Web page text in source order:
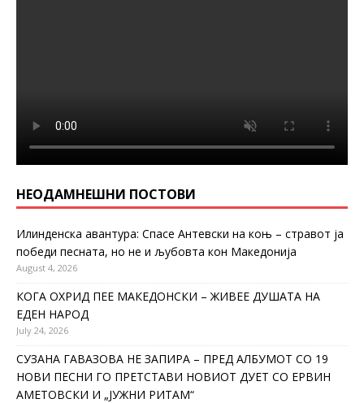
НЕОДАМНЕШНИ ПОСТОВИ
Илинденска авантура: Спасе Антевски на коњ – стравот ја
победи песната, но не и љубовта кон Македонија
August 4, 2026
КОГА ОХРИД ПЕЕ МАКЕДОНСКИ – ЖИВЕЕ ДУШАТА НА
ЕДЕН НАРОД
July 24, 2026
СУЗАНА ГАВАЗОВА НЕ ЗАПИРА – ПРЕД АЛБУМОТ СО 19
НОВИ ПЕСНИ ГО ПРЕТСТАВИ НОВИОТ ДУЕТ СО ЕРВИН
АМЕТОВСКИ И „ЈУЖНИ РИТАМ“